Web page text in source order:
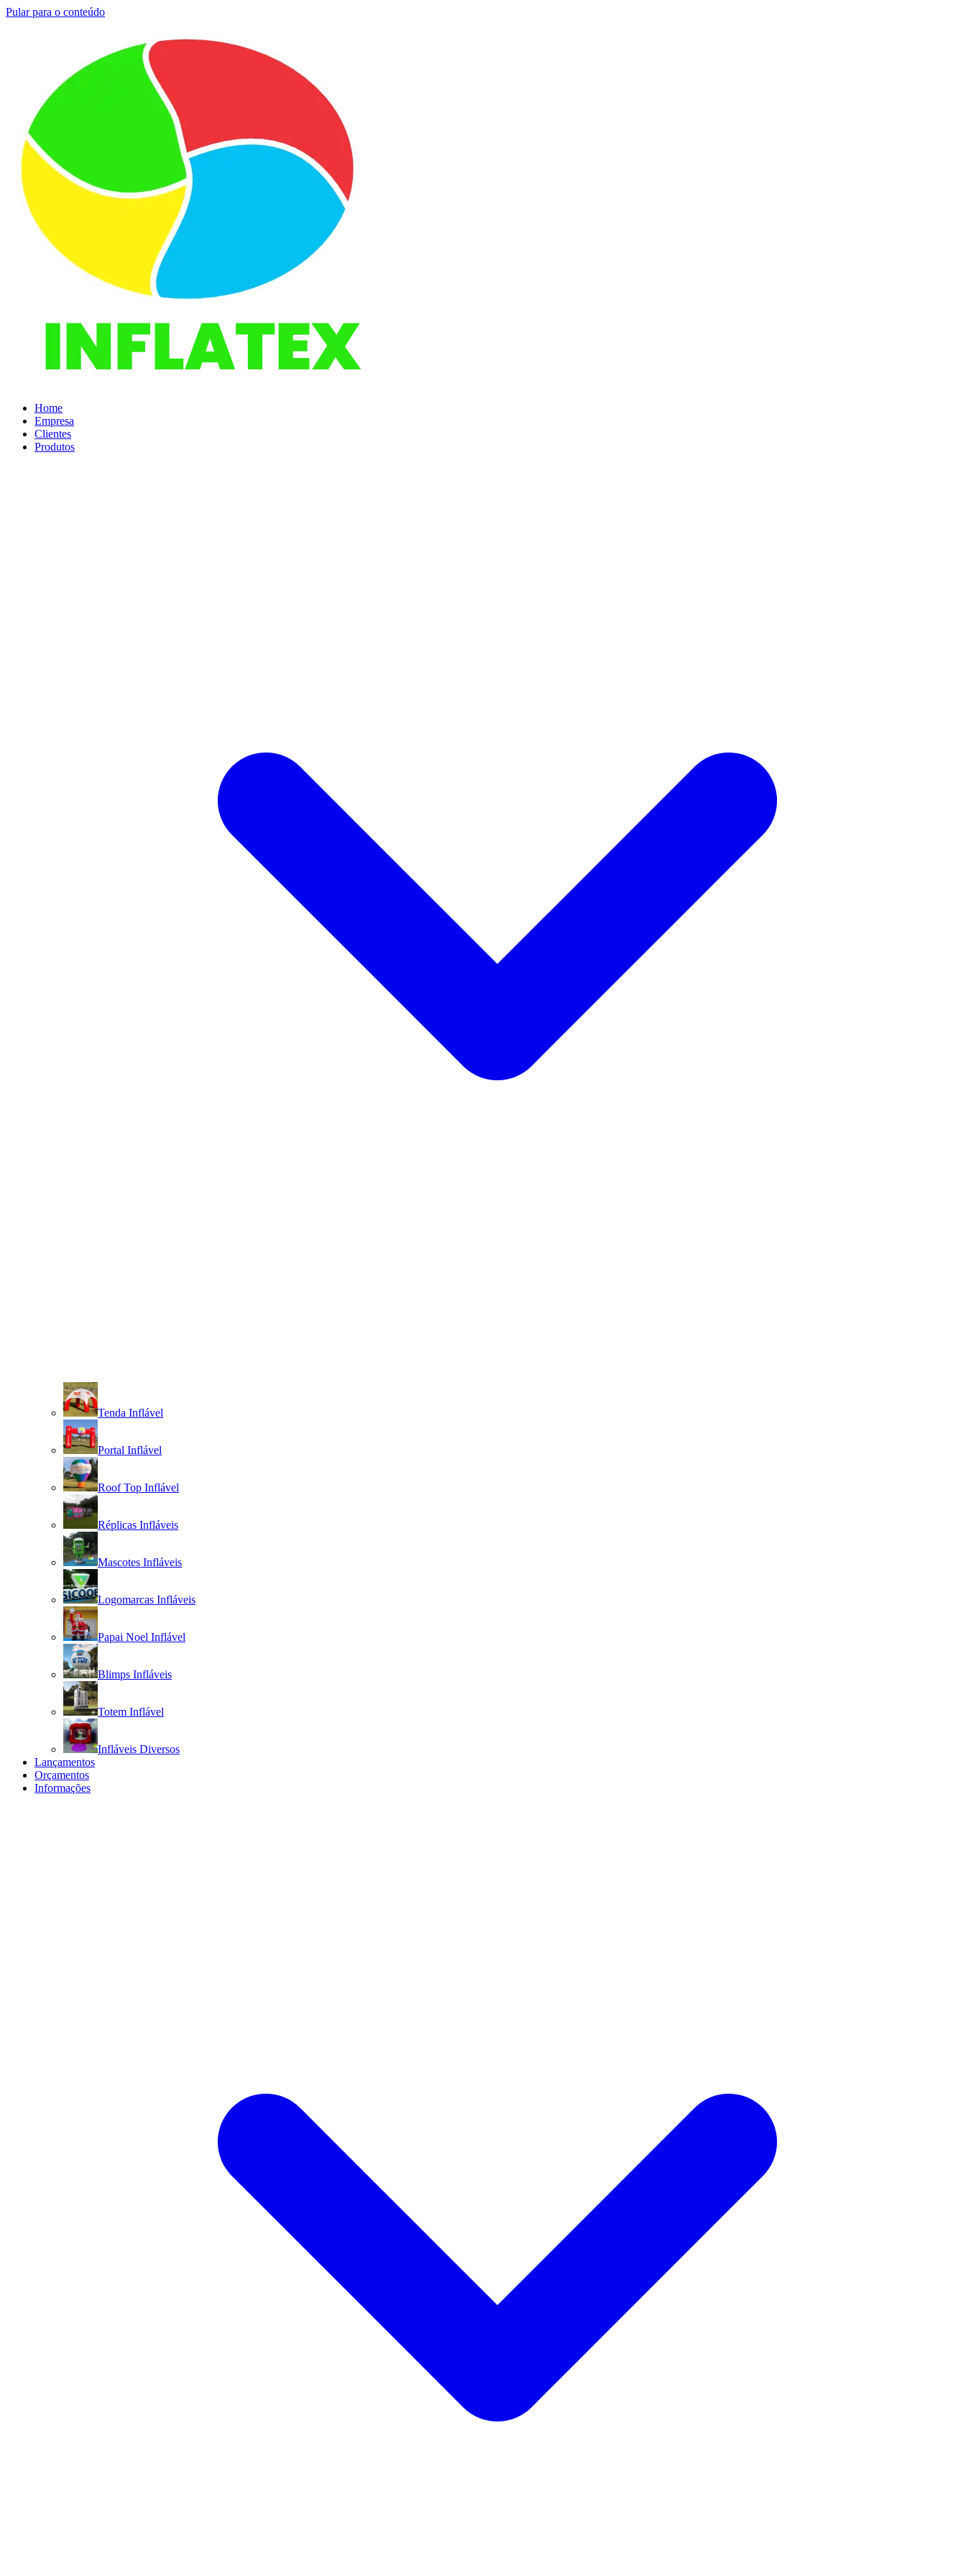
Pular para o conteúdo
Home
Empresa
Clientes
Produtos
Tenda Inflável
Portal Inflável
Roof Top Inflável
Réplicas Infláveis
Mascotes Infláveis
Logomarcas Infláveis
Papai Noel Inflável
Blimps Infláveis
Totem Inflável
Infláveis Diversos
Lançamentos
Orçamentos
Informações